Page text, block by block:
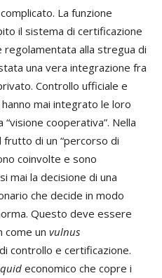
La funzione
il sistema di certificazione
alla stregua di
una vera integrazione fra
Controllo ufficiale e
mai integrato le loro
cooperativa”. Nella
di un “percorso di
coinvolte e sono
mai la decisione di una
che decide in modo
Questo deve essere
come un vulnus
controllo e certificazione.
quid economico che copre i